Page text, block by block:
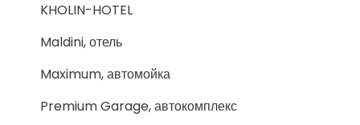
KHOLIN-HOTEL
Maldini, отель
Maximum, автомойка
Premium Garage, автокомплекс